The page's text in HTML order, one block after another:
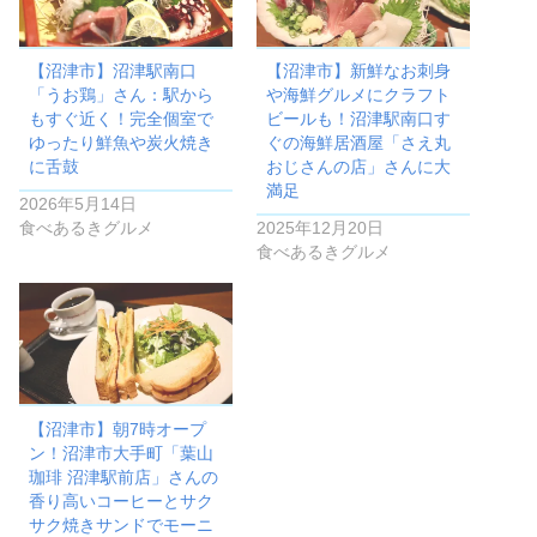
【沼津市】沼津駅南口
「うお鶏」さん：駅から
もすぐ近く！完全個室で
ゆったり鮮魚や炭火焼き
に舌鼓
2026年5月14日
食べあるきグルメ
【沼津市】新鮮なお刺身
や海鮮グルメにクラフト
ビールも！沼津駅南口す
ぐの海鮮居酒屋「さえ丸
おじさんの店」さんに大
満足
2025年12月20日
食べあるきグルメ
【沼津市】朝7時オープ
ン！沼津市大手町「葉山
珈琲 沼津駅前店」さんの
香り高いコーヒーとサク
サク焼きサンドでモーニ